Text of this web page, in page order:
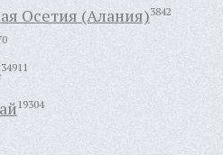
Осетия (Алания)3842
34911
19304